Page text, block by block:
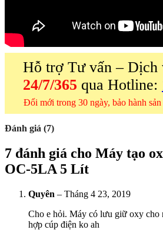
Hỗ trợ Tư vấn – Dịch
24/7/365 qua Hotline:
Đổi mới trong 30 ngày, bảo hành
Đánh giá (7)
7 đánh giá cho Máy tạo
OC-5LA 5 Lít
Quyên – Tháng 4 23, 2019
Cho e hỏi. Máy có lưu giữ oxy cho
hợp cúp điện ko ah